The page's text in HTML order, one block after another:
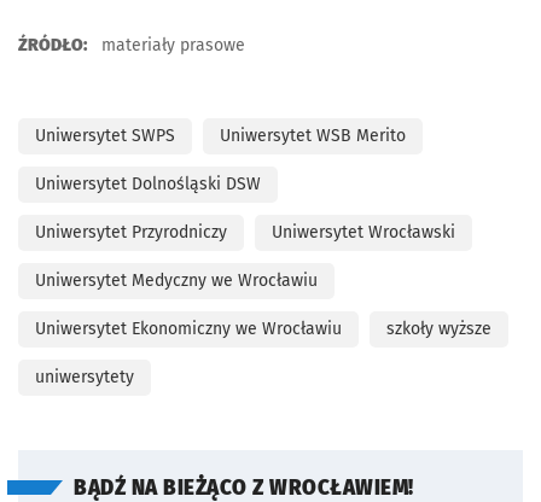
ŹRÓDŁO: materiały prasowe
Uniwersytet SWPS Uniwersytet WSB Merito
Uniwersytet Dolnośląski DSW
Uniwersytet Przyrodniczy Uniwersytet Wrocławski
Uniwersytet Medyczny we Wrocławiu
Uniwersytet Ekonomiczny we Wrocławiu szkoły wyższe
uniwersytety
BĄDŹ NA BIEŻĄCO Z WROCŁAWIEM!